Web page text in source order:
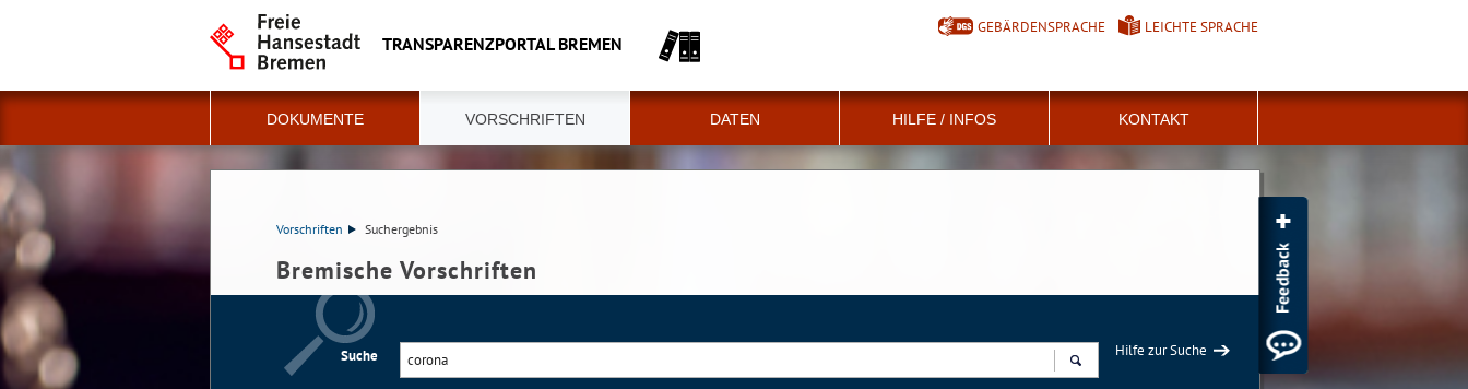
TRANSPARENZPORTAL BREMEN
GEBÄRDENSPRACHE LEICHTE SPRACHE
DOKUMENTE VORSCHRIFTEN DATEN HILFE / INFOS KONTAKT
Vorschriften Suchergebnis
Bremische Vorschriften
Suche
Hilfe zur Suche